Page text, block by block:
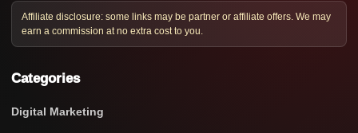
Affiliate disclosure: some links may be partner or affiliate offers. We may
earn a commission at no extra cost to you.
Categories
Digital Marketing